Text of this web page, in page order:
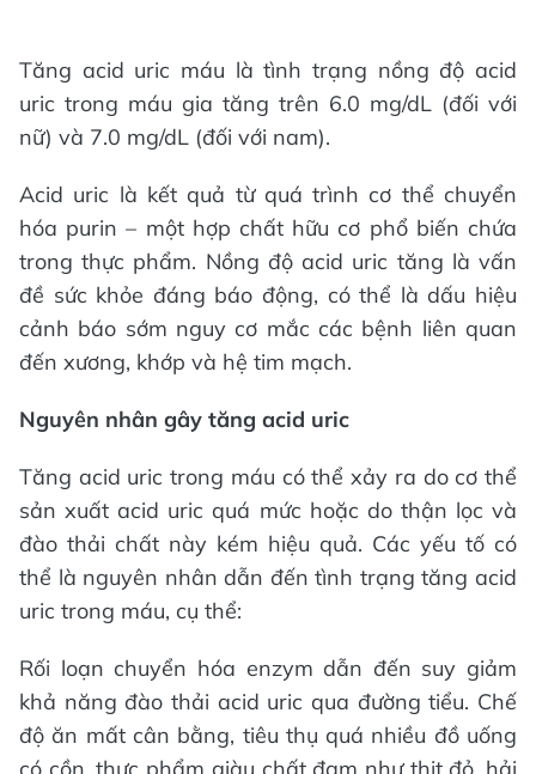
Tăng acid uric máu là tình trạng nồng độ acid
uric trong máu gia tăng trên 6.0 mg/dL (đối với
nữ) và 7.0 mg/dL (đối với nam).
Acid uric là kết quả từ quá trình cơ thể chuyển
hóa purin – một hợp chất hữu cơ phổ biến chứa
trong thực phẩm. Nồng độ acid uric tăng là vấn
đề sức khỏe đáng báo động, có thể là dấu hiệu
cảnh báo sớm nguy cơ mắc các bệnh liên quan
đến xương, khớp và hệ tim mạch.
Nguyên nhân gây tăng acid uric
Tăng acid uric trong máu có thể xảy ra do cơ thể
sản xuất acid uric quá mức hoặc do thận lọc và
đào thải chất này kém hiệu quả. Các yếu tố có
thể là nguyên nhân dẫn đến tình trạng tăng acid
uric trong máu, cụ thể:
Rối loạn chuyển hóa enzym dẫn đến suy giảm
khả năng đào thải acid uric qua đường tiểu. Chế
độ ăn mất cân bằng, tiêu thụ quá nhiều đồ uống